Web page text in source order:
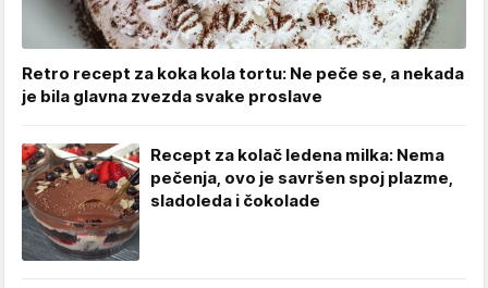
Retro recept za koka kola tortu: Ne peče se, a nekada
je bila glavna zvezda svake proslave
Recept za kolač ledena milka: Nema
pečenja, ovo je savršen spoj plazme,
sladoleda i čokolade